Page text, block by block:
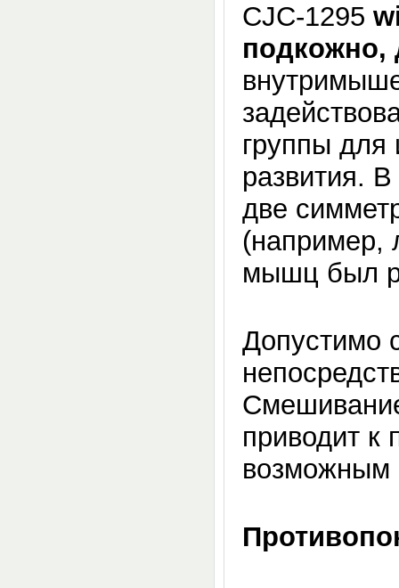
CJC-1295
подкожно,
группы для
развития.
две
(например,
мышц был
Допустимо
приводит к